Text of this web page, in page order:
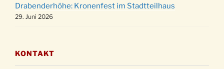
18:00 Uhr
Drabenderhöhe: Kronenfest im Stadtteilhaus
29. Juni 2026
KONTAKT